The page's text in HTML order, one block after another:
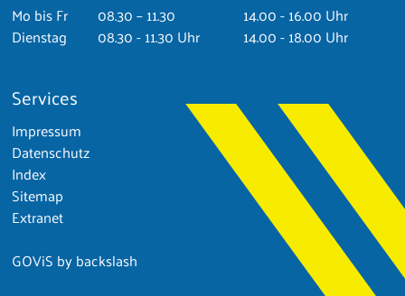
Mo bis Fr 08.30 – 11.30
14.00 - 16.00 Uhr
Dienstag
08.30 - 11.30 Uhr 14.00 - 18.00 Uhr
Services
Impressum
Datenschutz
Index
Sitemap
Extranet
GOViS bybackslash